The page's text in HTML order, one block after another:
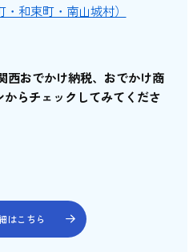
和束町・南山城村）
西おでかけ納税、おでかけ商
らチェックしてみてくださ
はこちら